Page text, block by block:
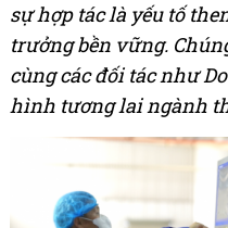
sự hợp tác là yếu tố
trưởng bền vững.
cùng các đối tác như
hình tương lai ngành